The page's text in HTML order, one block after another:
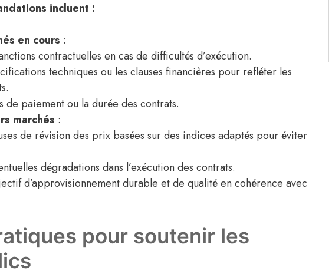
incluent :
en cours :
contractuelles en cas de difficultés d’exécution.
techniques ou les clauses financières pour refléter les
de paiement ou la durée des contrats.
marchés :
de révision des prix basées sur des indices adaptés pour éviter
dégradations dans l’exécution des contrats.
d’approvisionnement durable et de qualité en cohérence avec
pour soutenir les